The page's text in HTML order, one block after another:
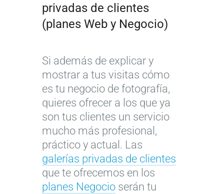
privadas de clientes
(planes Web y Negocio)
Si además de explicar y
mostrar a tus visitas cómo
es tu negocio de fotografía,
quieres ofrecer a los que ya
son tus clientes un servicio
mucho más profesional,
práctico y actual. Las
galerías privadas de clientes
que te ofrecemos en los
planes Negocio serán tu